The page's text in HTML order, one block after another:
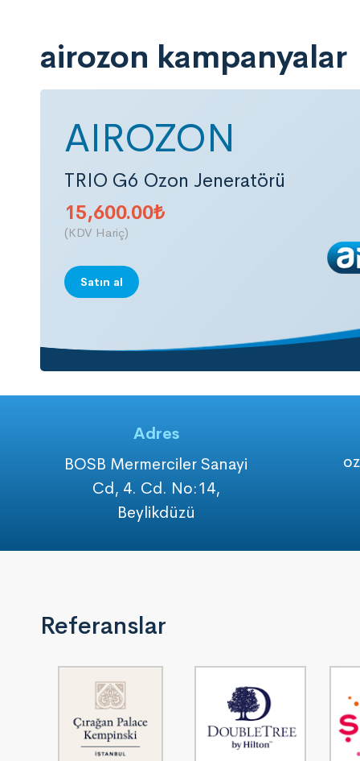
airozon kampanyalar
AIROZON
TRIO G6 Ozon Jeneratörü
15,600.00₺
(KDV Hariç)
Satın al
Adres
BOSB Mermerciler Sanayi
Cd, 4. Cd. No:14,
Beylikdüzü
Referanslar